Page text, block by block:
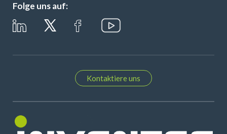
Folge uns auf:
Kontaktiere uns